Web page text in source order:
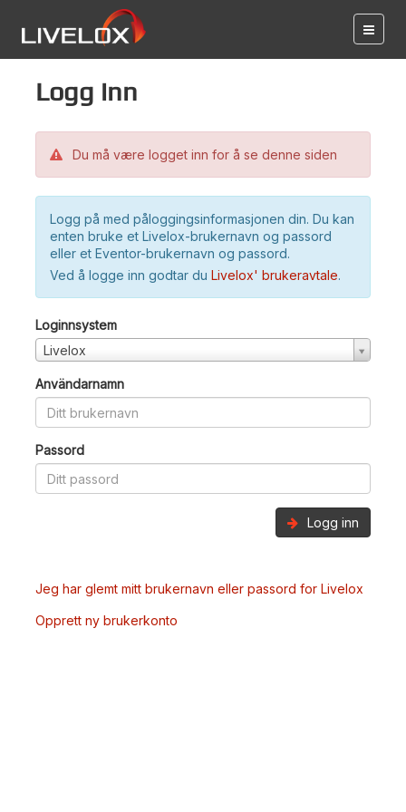
Logg inn
Du må være logget inn for å se denne siden
Logg på med påloggingsinformasjonen din. Du kan
enten bruke et Livelox-brukernavn og passord
eller et Eventor-brukernavn og passord.
Ved å logge inn godtar du Livelox' brukeravtale.
Loginnsystem
Livelox
Användarnamn
Passord
Logg inn
Jeg har glemt mitt brukernavn eller passord for Livelox
Opprett ny brukerkonto